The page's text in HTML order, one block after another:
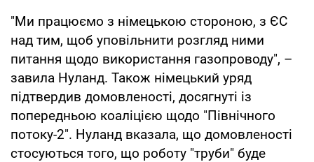
"Ми працюємо з німецькою стороною, з ЄС
над тим, щоб уповільнити розгляд ними
питання щодо використання газопроводу", –
завила Нуланд. Також німецький уряд
підтвердив домовленості, досягнуті із
попередньою коаліцією щодо "Північного
потоку-2". Нуланд вказала, що домовленості
стосуються того, що роботу "труби" буде